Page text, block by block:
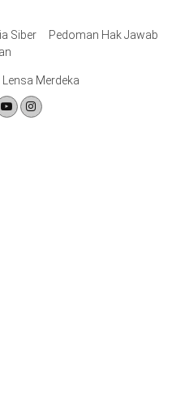
Siber
Pedoman Hak Jawab
Merdeka